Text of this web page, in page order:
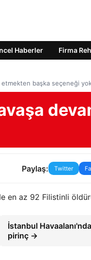
Haberler Firma
başka seçeneği
Paylaş: Twitter
en az 92 Filistinli
İstanbul
pirinç →